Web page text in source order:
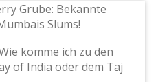
Grube: Bekannte
Slums!
komme ich zu den
of India oder dem Taj